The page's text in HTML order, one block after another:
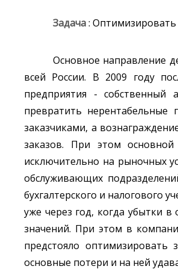
Задача:
Основное направление
всей России. В 2009 году
предприятия - собственный
превратить
заказчиками, а
заказов. При этом
исключительно на рыночных
обслуживающих
бухгалтерского и налогового
уже через год, когда убытки
значений. При этом в
предстояло
основные потери и на ней